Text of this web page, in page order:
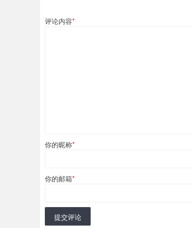
评论内容*
你的昵称*
你的邮箱*
提交评论